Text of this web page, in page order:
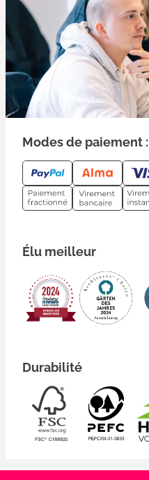
Modes de paiement :
Élu meilleur
Durabilité